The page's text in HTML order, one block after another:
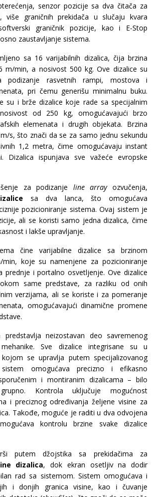
senzor pozicije sa dva čitača za
više graničnih prekidača u slučaju kvara
graničnik pozicije, kao i E-Stop
zaustavljanje sistema.
sa 16 varijabilnih dizalica, čija brzina
m/min, a nosivost 500 kg. Ove dizalice su
podizanje rasvetnih rampi, mostova i
pri čemu generišu minimalnu buku.
su i brže dizalice koje rade sa specijalnim
od 250 kg, omogućavajući brzo
elemenata i drugih objekata. Brzina
s, što znači da se za samo jednu sekundu
1,2 metra, čime omogućavaju instant
Dizalica ispunjava sve važeće evropske
za podizanje line arrayozvučenja,
sa dva lanca, što omogućava
pozicioniranje sistema. Ovaj sistem je
ali se koristi samo jedna dizalica, čime
i lakše upravljanje.
čine varijabilne dizalice sa brzinom
koje su namenjene za pozicioniranje
prednje i portalno osvetljenje. Ove dizalice
same predstave, za razliku od onih
verzijama, ali se koriste i za pomeranje
omogućavajući dinamične promene
predstavlja neizostavan deo savremenog
Sve dizalice integrisane su u
se upravlja putem specijalizovanog
omogućava precizno i efikasno
i montiranim dizalicama – bilo
Kontrola uključuje mogućnost
i preciznog određivanja željene visine za
Takođe, moguće je raditi u dva odvojena
kontrolu brzine svake dizalice
putem džojstika sa prekidačima za
dizalica, dok ekran osetljiv na dodir
rad sa sistemom. Sistem omogućava i
i donjih granica visine, kao i čuvanje